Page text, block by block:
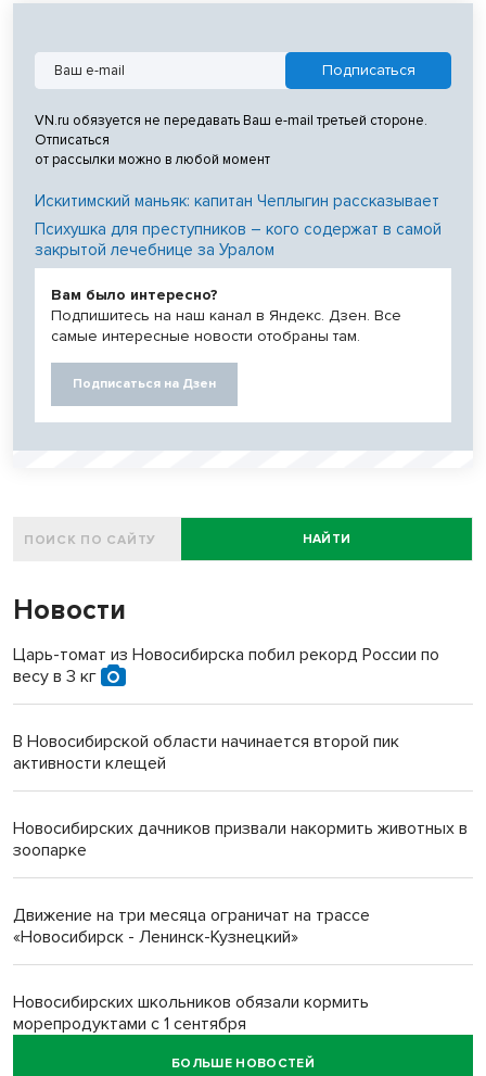
VN.ru обязуется не передавать Ваш e-mail третьей стороне.
Отписаться
от рассылки можно в любой момент
Искитимский маньяк: капитан Чеплыгин рассказывает
Психушка для преступников – кого содержат в самой
закрытой лечебнице за Уралом
Вам было интересно?
Подпишитесь на наш канал в Яндекс. Дзен. Все
самые интересные новости отобраны там.
Подписаться на Дзен
НАЙТИ
Новости
Царь-томат из Новосибирска побил рекорд России по
весу в 3 кг
В Новосибирской области начинается второй пик
активности клещей
Новосибирских дачников призвали накормить животных в
зоопарке
Движение на три месяца ограничат на трассе
«Новосибирск - Ленинск-Кузнецкий»
Новосибирских школьников обязали кормить
морепродуктами с 1 сентября
БОЛЬШЕ НОВОСТЕЙ